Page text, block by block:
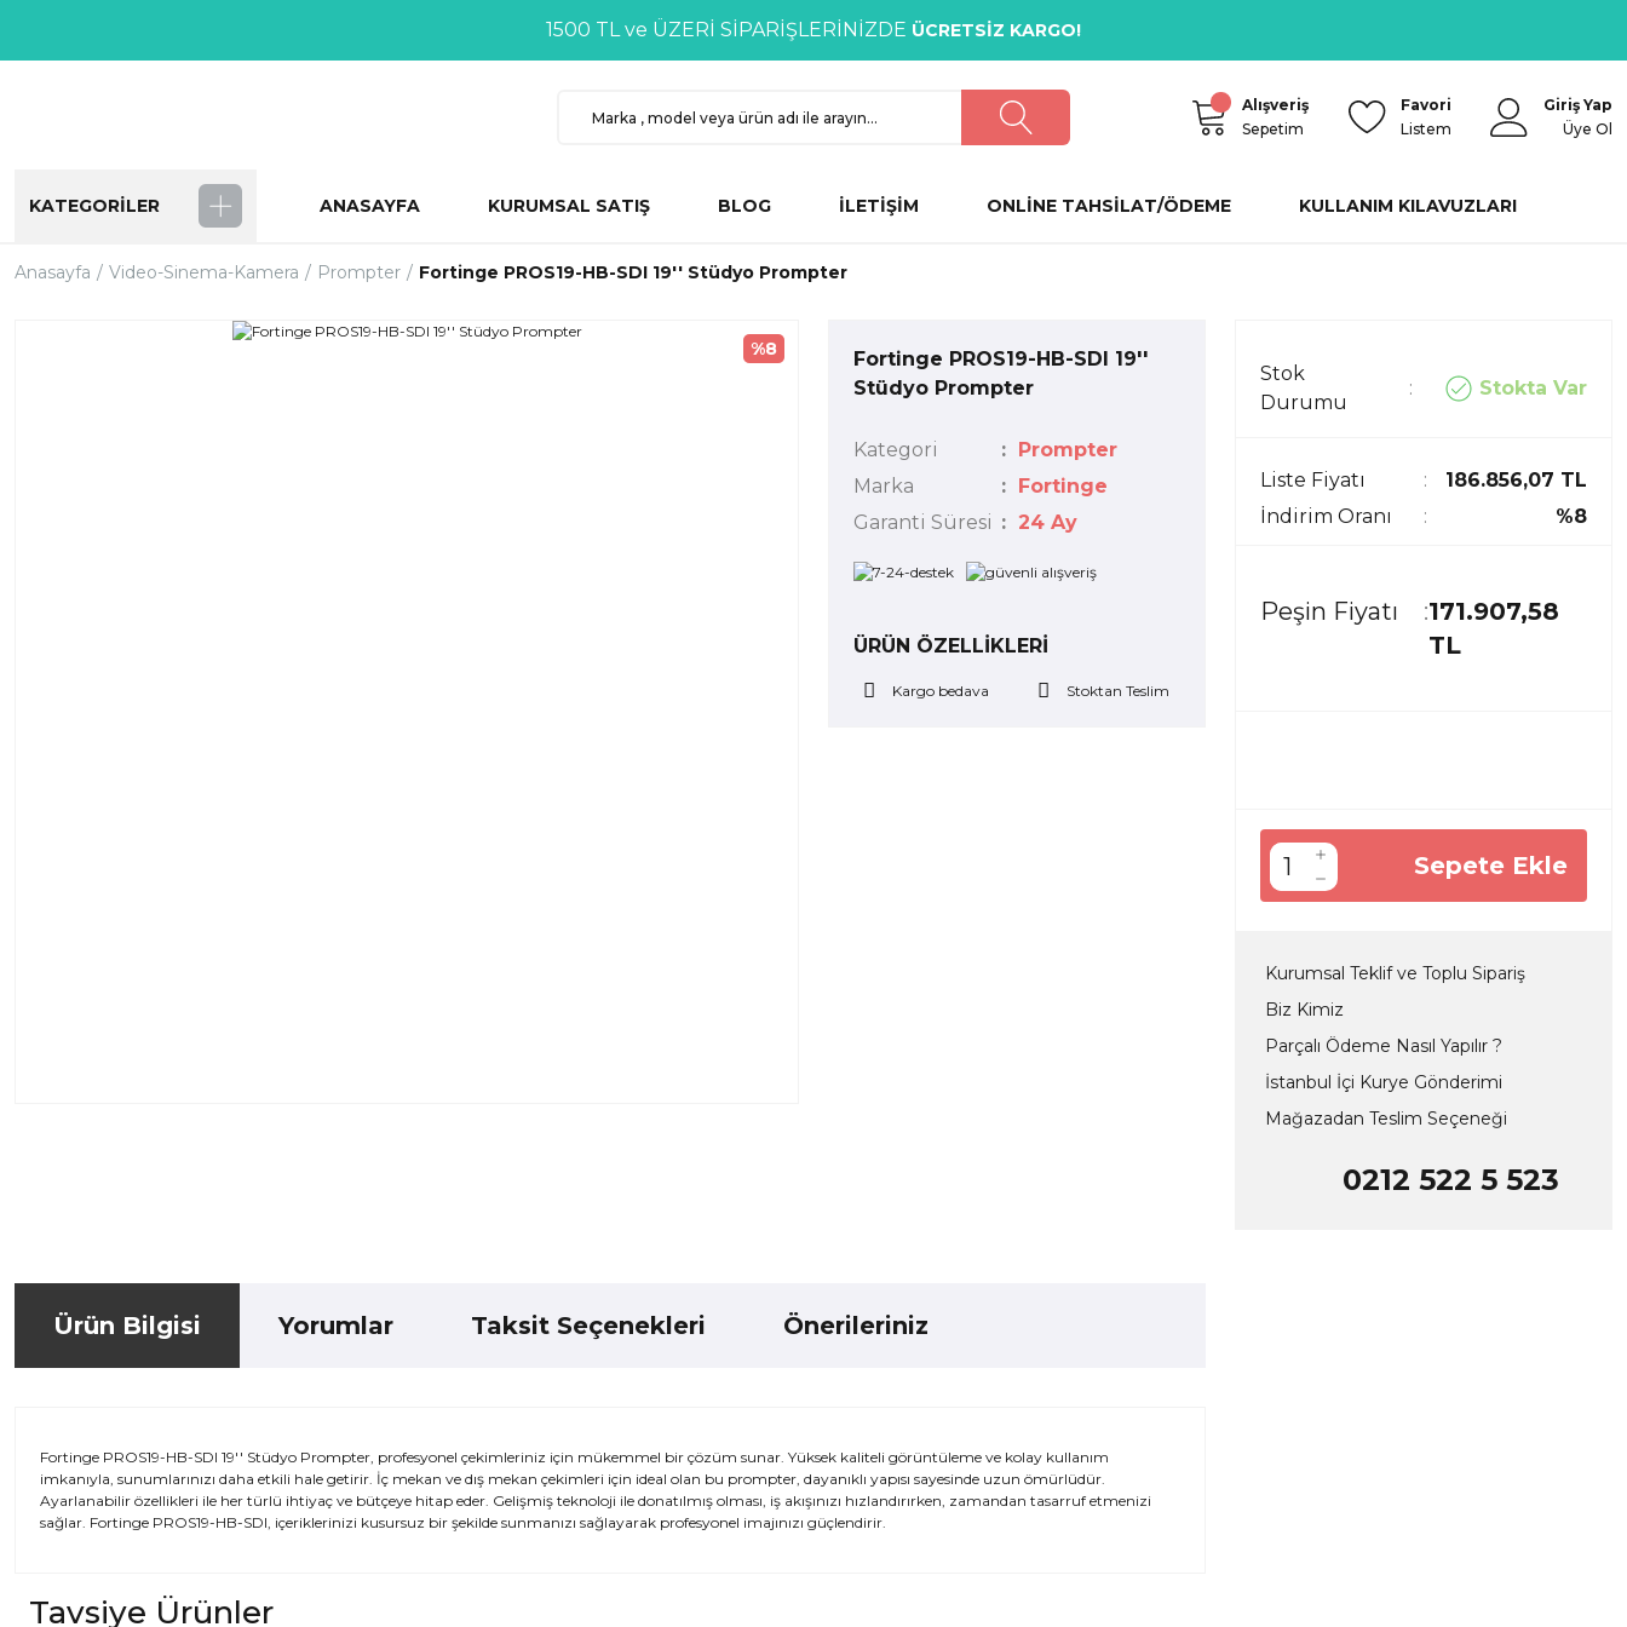
1500 TL ve ÜZERİ SİPARİŞLERİNİZDE ÜCRETSİZ KARGO!
Alışveriş
Sepetim
Favori
Listem
Giriş Yap
Üye Ol
KATEGORİLER ANASAYFA KURUMSAL SATIŞ BLOG İLETİŞİM ONLİNE TAHSİLAT/ÖDEME KULLANIM KILAVUZLARI
Anasayfa Video-Sinema-Kamera Prompter Fortinge PROS19-HB-SDI 19'' Stüdyo Prompter
%8
Fortinge PROS19-HB-SDI 19''
Stüdyo Prompter
Kategori
Prompter
Marka
Fortinge
Garanti Süresi
24 Ay
ÜRÜN ÖZELLİKLERİ
Kargo bedava Stoktan Teslim
Stok
Durumu
Stokta Var
Liste Fiyatı
186.856,07 TL
İndirim Oranı
%8
Peşin Fiyatı
171.907,58
TL
Sepete Ekle
Kurumsal Teklif ve Toplu Sipariş
Biz Kimiz
Parçalı Ödeme Nasıl Yapılır ?
İstanbul İçi Kurye Gönderimi
Mağazadan Teslim Seçeneği
0212 522 5 523
Ürün Bilgisi Yorumlar Taksit Seçenekleri Önerileriniz
Fortinge PROS19-HB-SDI 19'' Stüdyo Prompter, profesyonel çekimleriniz için mükemmel bir çözüm sunar. Yüksek kaliteli görüntüleme ve kolay kullanım
imkanıyla, sunumlarınızı daha etkili hale getirir. İç mekan ve dış mekan çekimleri için ideal olan bu prompter, dayanıklı yapısı sayesinde uzun ömürlüdür.
Ayarlanabilir özellikleri ile her türlü ihtiyaç ve bütçeye hitap eder. Gelişmiş teknoloji ile donatılmış olması, iş akışınızı hızlandırırken, zamandan tasarruf etmenizi
sağlar. Fortinge PROS19-HB-SDI, içeriklerinizi kusursuz bir şekilde sunmanızı sağlayarak profesyonel imajınızı güçlendirir.
Tavsiye Ürünler